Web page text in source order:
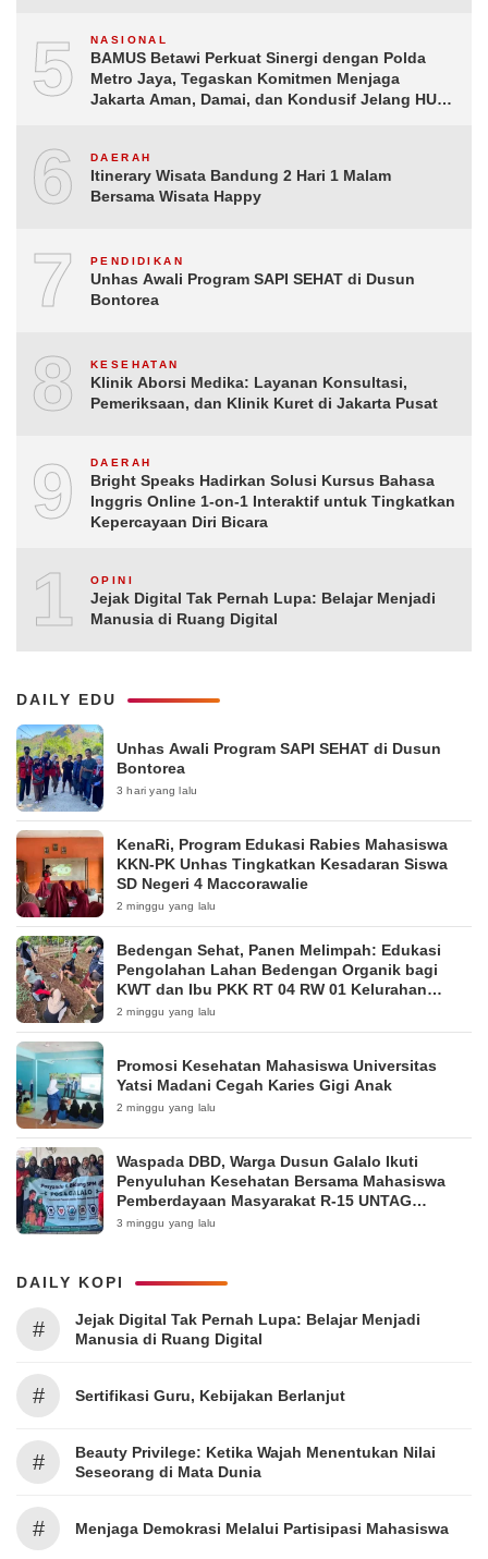
5 NASIONAL
BAMUS Betawi Perkuat Sinergi dengan Polda
Metro Jaya, Tegaskan Komitmen Menjaga
Jakarta Aman, Damai, dan Kondusif Jelang HUT
6 DAERAH
Itinerary Wisata Bandung 2 Hari 1 Malam
Bersama Wisata Happy
7 PENDIDIKAN
Unhas Awali Program SAPI SEHAT di Dusun
Bontorea
8 KESEHATAN
Klinik Aborsi Medika: Layanan Konsultasi,
Pemeriksaan, dan Klinik Kuret di Jakarta Pusat
9 DAERAH
Bright Speaks Hadirkan Solusi Kursus Bahasa
Inggris Online 1-on-1 Interaktif untuk Tingkatkan
Kepercayaan Diri Bicara
10
OPINI
Jejak Digital Tak Pernah Lupa: Belajar Menjadi
Manusia di Ruang Digital
DAILY EDU
Unhas Awali Program SAPI SEHAT di Dusun
Bontorea
3 hari yang lalu
KenaRi, Program Edukasi Rabies Mahasiswa
KKN-PK Unhas Tingkatkan Kesadaran Siswa
SD Negeri 4 Maccorawalie
2 minggu yang lalu
Bedengan Sehat, Panen Melimpah: Edukasi
Pengolahan Lahan Bedengan Organik bagi
KWT dan Ibu PKK RT 04 RW 01 Kelurahan
Pakintelan
2 minggu yang lalu
Promosi Kesehatan Mahasiswa Universitas
Yatsi Madani Cegah Karies Gigi Anak
2 minggu yang lalu
Waspada DBD, Warga Dusun Galalo Ikuti
Penyuluhan Kesehatan Bersama Mahasiswa
Pemberdayaan Masyarakat R-15 UNTAG
Surabaya 2026
3 minggu yang lalu
DAILY KOPI
#
Jejak Digital Tak Pernah Lupa: Belajar Menjadi
Manusia di Ruang Digital
# Sertifikasi Guru, Kebijakan Berlanjut
#
Beauty Privilege: Ketika Wajah Menentukan Nilai
Seseorang di Mata Dunia
# Menjaga Demokrasi Melalui Partisipasi Mahasiswa